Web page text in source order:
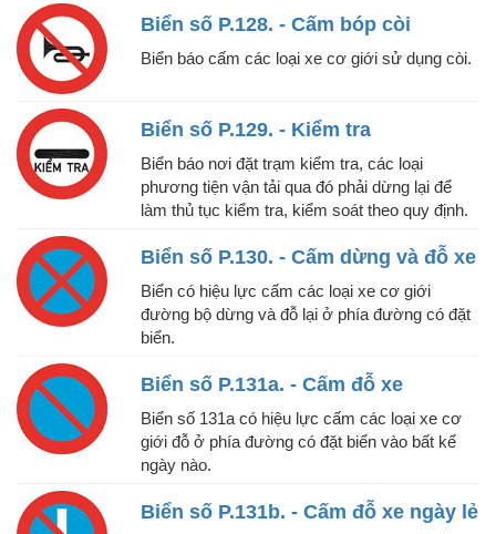
Biển số P.128. - Cấm bóp còi
Biển báo cấm các loại xe cơ giới sử dụng còi.
Biển số P.129. - Kiểm tra
Biển báo nơi đặt trạm kiểm tra, các loại
phương tiện vận tải qua đó phải dừng lại để
làm thủ tục kiểm tra, kiểm soát theo quy định.
Biển số P.130. - Cấm dừng và đỗ xe
Biển có hiệu lực cấm các loại xe cơ giới
đường bộ dừng và đỗ lại ở phía đường có đặt
biển.
Biển số P.131a. - Cấm đỗ xe
Biển số 131a có hiệu lực cấm các loại xe cơ
giới đỗ ở phía đường có đặt biển vào bất kể
ngày nào.
Biển số P.131b. - Cấm đỗ xe ngày lẻ